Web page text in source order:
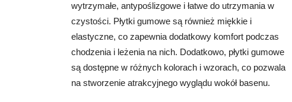
wytrzymałe, antypoślizgowe i łatwe do utrzymania w
czystości. Płytki gumowe są również miękkie i
elastyczne, co zapewnia dodatkowy komfort podczas
chodzenia i leżenia na nich. Dodatkowo, płytki gumowe
są dostępne w różnych kolorach i wzorach, co pozwala
na stworzenie atrakcyjnego wyglądu wokół basenu.